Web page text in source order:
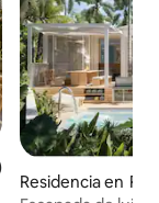
promedio: 4.97 de
Residencia en